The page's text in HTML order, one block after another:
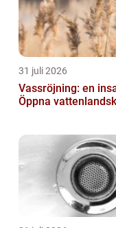
31 juli 2026
Vassröjning: en
Öppna